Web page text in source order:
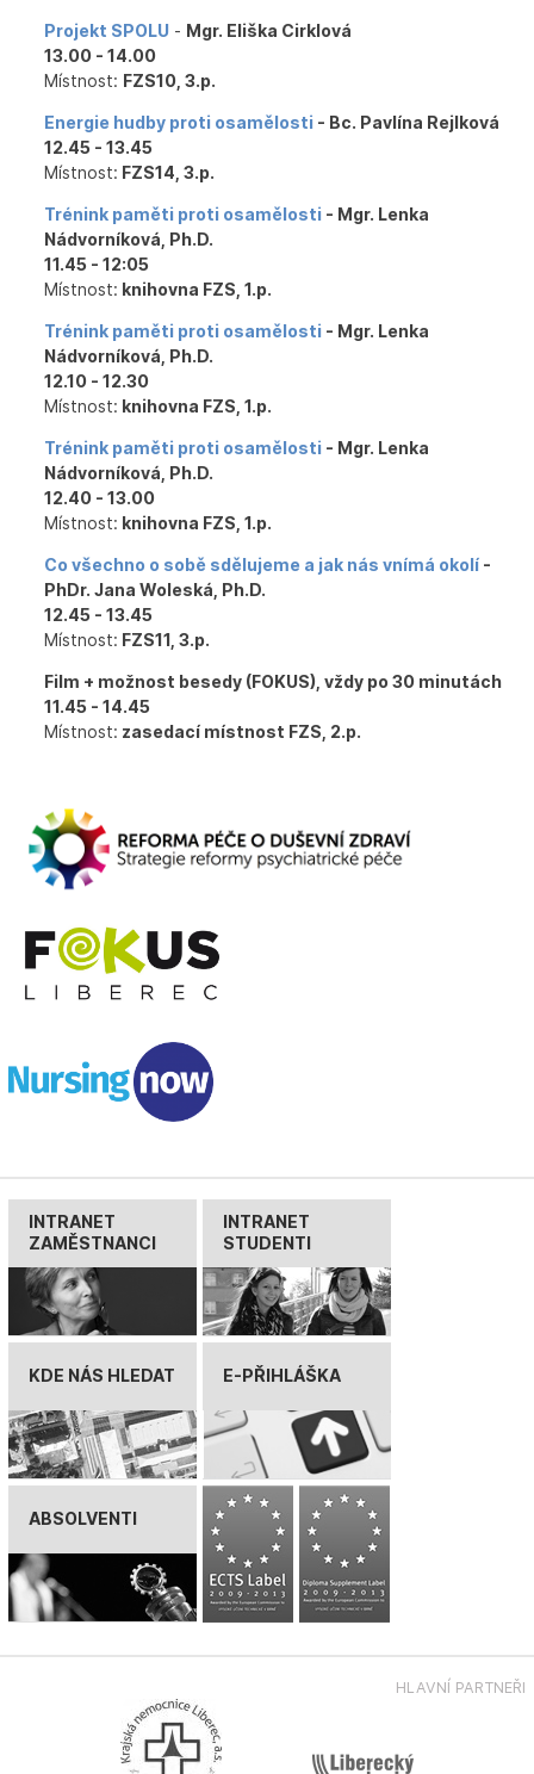
Projekt SPOLU- Mgr. Eliška Cirklová
13.00 - 14.00
Místnost: FZS10, 3.p.
Energie hudby proti osamělosti- Bc. Pavlína Rejlková
12.45 - 13.45
Místnost: FZS14, 3.p.
Trénink paměti proti osamělosti- Mgr. Lenka
Nádvorníková, Ph.D.
11.45 - 12:05
Místnost: knihovna FZS, 1.p.
Trénink paměti proti osamělosti- Mgr. Lenka
Nádvorníková, Ph.D.
12.10 - 12.30
Místnost: knihovna FZS, 1.p.
Trénink paměti proti osamělosti- Mgr. Lenka
Nádvorníková, Ph.D.
12.40 - 13.00
Místnost: knihovna FZS, 1.p.
Co všechno o sobě sdělujeme a jak nás vnímá okolí-
PhDr. Jana Woleská, Ph.D.
12.45 - 13.45
Místnost: FZS11, 3.p.
Film + možnost besedy (FOKUS), vždy po 30 minutách
11.45 - 14.45
Místnost: zasedací místnost FZS, 2.p.
INTRANET
ZAMĚSTNANCI
INTRANET
STUDENTI
KDE NÁS HLEDAT E-PŘIHLÁŠKA
ABSOLVENTI
HLAVNÍ PARTNEŘI